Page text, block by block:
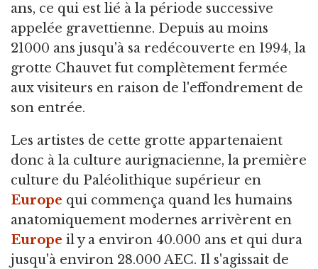
ans, ce qui est lié à la période successive
appelée gravettienne. Depuis au moins
21000 ans jusqu'à sa redécouverte en 1994, la
grotte Chauvet fut complètement fermée
aux visiteurs en raison de l'effondrement de
son entrée.
Les artistes de cette grotte appartenaient
donc à la culture aurignacienne, la première
culture du Paléolithique supérieur en
Europe qui commença quand les humains
anatomiquement modernes arrivèrent en
Europe il y a environ 40.000 ans et qui dura
jusqu'à environ 28.000 AEC. Il s'agissait de